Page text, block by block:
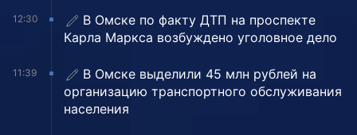
12:30
В Омске по факту ДТП на проспекте
Карла Маркса возбуждено уголовное дело
11:39
В Омске выделили 45 млн рублей на
организацию транспортного обслуживания
населения